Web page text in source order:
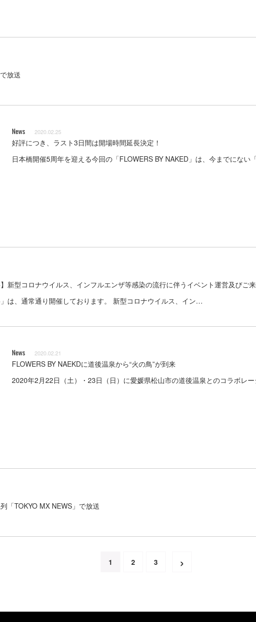
放送
News 2020.02.25
好評につき、ラスト3日間は開場時間延長決定！
日本橋開催5周年を迎える今回の「FLOWERS BY NAKED」は、今までにな
新型コロナウイルス、インフルエンザ等感染の流行に伴うイベント運営及びご
」は、通常通り開催しております。 新型コロナウイルス、イン…
News 2020.02.21
FLOWERS BY NAEKDに道後温泉から“火の鳥”が到来
2020年2月22日（土）・23日（日）に愛媛県松山市の道後温泉とのコラボレ
「TOKYO MX NEWS」で放送
1 2 3 ›